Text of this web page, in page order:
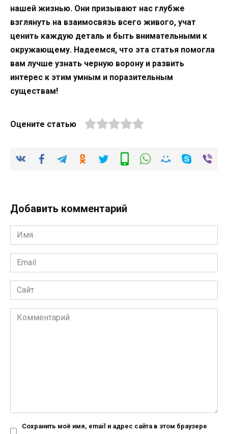
нашей жизнью. Они призывают нас глубже
взглянуть на взаимосвязь всего живого, учат
ценить каждую деталь и быть внимательными к
окружающему. Надеемся, что эта статья помогла
вам лучше узнать черную ворону и развить
интерес к этим умным и поразительным
существам!
Оцените статью
Добавить комментарий
Имя
*
Email
*
Сайт
Комментарий
Сохранить моё имя, email и адрес сайта в этом браузере